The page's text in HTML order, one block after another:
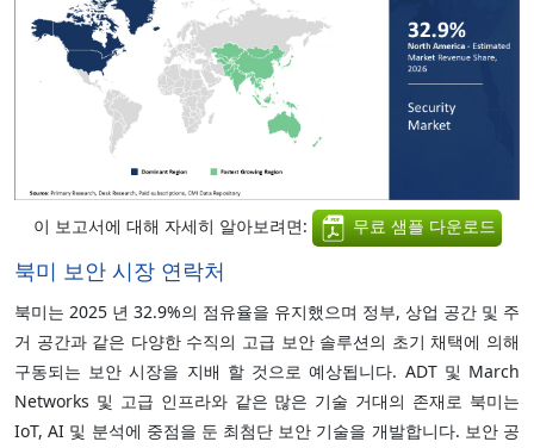
이 보고서에 대해 자세히 알아보려면: 무료 샘플 다운로드
북미 보안 시장 연락처
북미는 2025 년 32.9%의 점유율을 유지했으며 정부, 상업 공간 및 주
거 공간과 같은 다양한 수직의 고급 보안 솔루션의 초기 채택에 의해
구동되는 보안 시장을 지배 할 것으로 예상됩니다. ADT 및 March
Networks 및 고급 인프라와 같은 많은 기술 거대의 존재로 북미는
IoT, AI 및 분석에 중점을 둔 최첨단 보안 기술을 개발합니다. 보안 공